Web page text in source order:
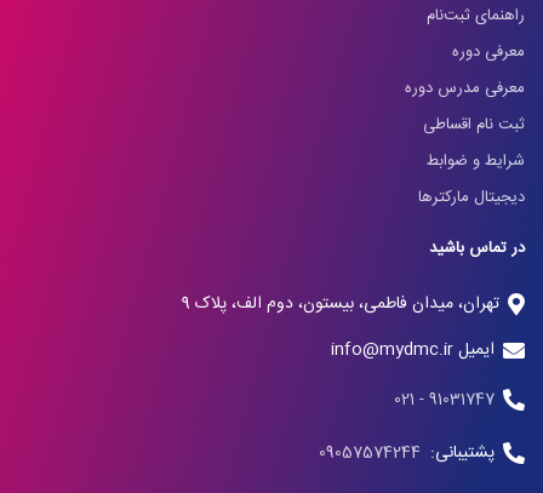
راهنمای ثبت‌نام
معرفی دوره
معرفی مدرس دوره
ثبت نام اقساطی
شرایط و ضوابط
دیجیتال مارکترها
در تماس باشید
تهران، میدان فاطمی، بیستون، دوم الف، پلاک 9
ایمیل info@mydmc.ir
91031747 - 021
پشتیبانی: